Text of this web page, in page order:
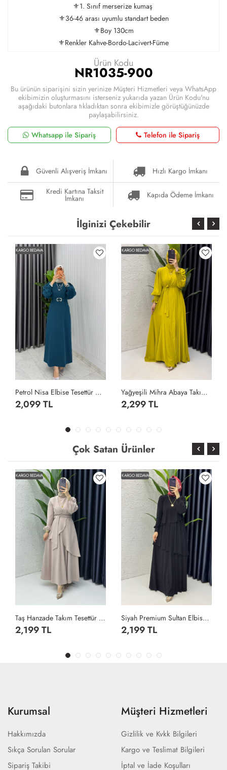
⚜️1. Sınıf merserize kumaş
⚜️36-46 arası uyumlu standart beden
⚜️Boy 130cm
⚜️Renkler Kahve-Bordo-Lacivert-Füme
Ürün Kodu
NR1035-900
Bu ürünün siparişini sizin yerinize Müşteri Hizmetleri veya WhatsApp
ekibimizin oluşturmasını isterseniz yukarıda yazan Ürün Kodu'nu
aşağıdaki butonlara tıkladıktan sonra ekibimizle görüştüğünüzde
paylaşabilirsiniz.
Whatsapp ile Sipariş
Telefon ile Sipariş
Güvenli Alışveriş İmkanı
Hızlı Kargo İmkanı
Kredi Kartına Taksit
İmkanı Kapıda Ödeme İmkanı
İlginizi Çekebilir
KARGO BEDAVA
Petrol Nisa Elbise Tesettür Giyim Petrol Yeşili
2,099 TL
KARGO BEDAVA
Yağyeşili Mihra Abaya Takım Tesettür Giyim Yağ Yeşili
2,299 TL
Çok Satan Ürünler
KARGO BEDAVA
Taş Hanzade Takım Tesettür Giyim Taş Rengi
2,199 TL
KARGO BEDAVA
Siyah Premium Sultan Elbise Tesettür Giyim Siyah
2,199 TL
Kurumsal
Hakkımızda
Sıkça Sorulan Sorular
Sipariş Takibi
Müşteri Hizmetleri
Gizlilik ve Kvkk Bilgileri
Kargo ve Teslimat Bilgileri
İptal ve İade Koşulları